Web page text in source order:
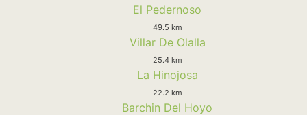
El Pedernoso
49.5 km
Villar De Olalla
25.4 km
La Hinojosa
22.2 km
Barchin Del Hoyo